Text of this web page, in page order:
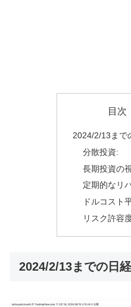
目次
2024/2/13まで
分散投資:
長期投資の
定期的なリ
ドルコスト
リスク許容
2024/2/13までの日